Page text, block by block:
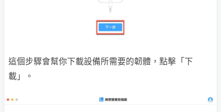
這個步驟會幫你下載設備所需要的韌體，點擊「下
載」。